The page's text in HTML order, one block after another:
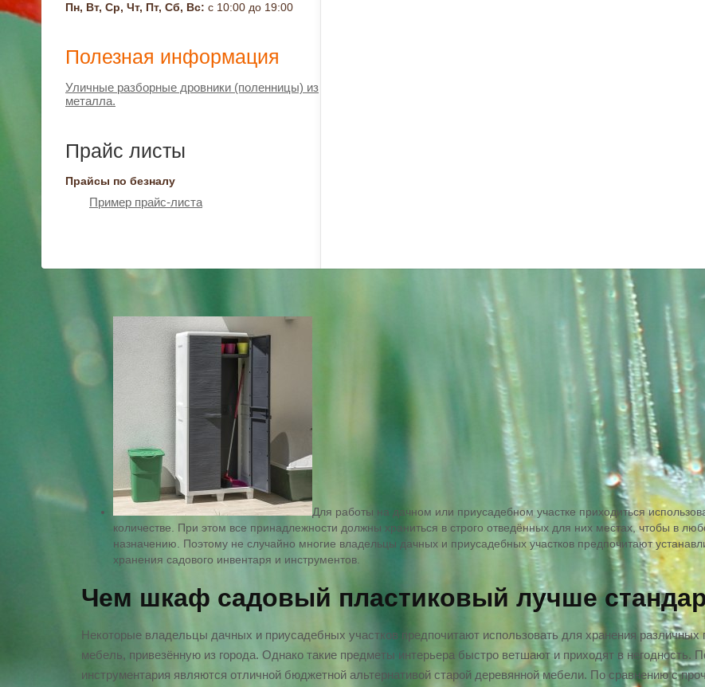
Пн, Вт, Ср, Чт, Пт, Сб, Вс: с 10:00 до 19:00
Полезная информация
Уличные разборные дровники (поленницы) из
металла.
Прайс листы
Прайсы по безналу
Пример прайс-листа
Для работы на дачном или приусадебном участке приходиться
количестве. При этом все принадлежности должны храниться в строго отведённых для них местах, чтобы в
назначению. Поэтому не случайно многие владельцы дачных и приусадебных участков предпочитают
хранения садового инвентаря и инструментов.
Чем шкаф садовый пластиковый лучше
Некоторые владельцы дачных и приусадебных участков предпочитают использовать для хранения
мебель, привезённую из города. Однако такие предметы интерьера быстро ветшают и приходят в
инструментария являются отличной бюджетной альтернативой старой деревянной мебели. По сравнению с